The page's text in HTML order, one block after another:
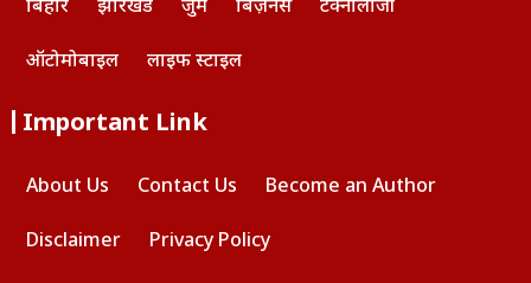
ऑटोमोबाइल लाइफ स्टाइल
Important Link
About Us Contact Us Become an Author
Disclaimer Privacy Policy